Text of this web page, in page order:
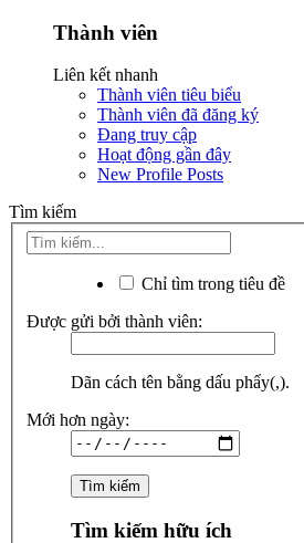
Thành viên
Liên kết nhanh
Thành viên tiêu biểu
Thành viên đã đăng ký
Đang truy cập
Hoạt động gần đây
New Profile Posts
Tìm kiếm
Chỉ tìm trong tiêu đề
Được gửi bởi thành viên:
Dãn cách tên bằng dấu phẩy(,).
Mới hơn ngày:
Tìm kiếm hữu ích